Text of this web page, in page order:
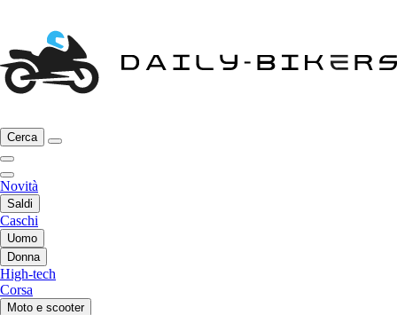
Cerca
Novità
Saldi
Caschi
Uomo
Donna
High-tech
Corsa
Moto e scooter